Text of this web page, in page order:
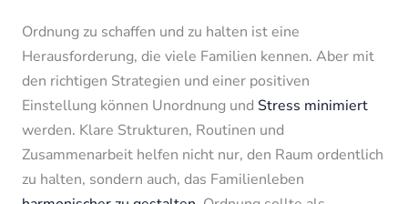
Ordnung zu schaffen und zu halten ist eine
Herausforderung, die viele Familien kennen. Aber mit
den richtigen Strategien und einer positiven
Einstellung können Unordnung und Stress minimiert
werden. Klare Strukturen, Routinen und
Zusammenarbeit helfen nicht nur, den Raum ordentlich
zu halten, sondern auch, das Familienleben